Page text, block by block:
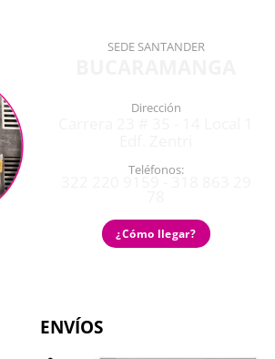
SEDE SANTANDER
Dirección
Teléfonos:
¿Cómo llegar?
ENVÍOS